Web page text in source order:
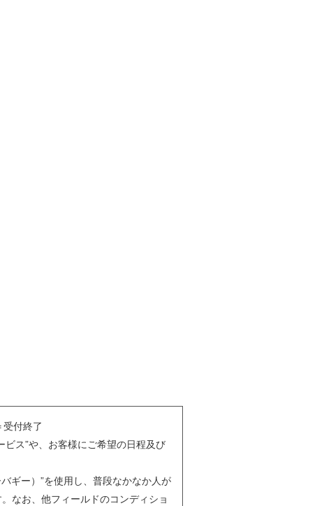
付終了
ス”や、お客様にご希望の日程及び
ギー）”を使用し、普段なかなか人が
なお、他フィールドのコンディショ